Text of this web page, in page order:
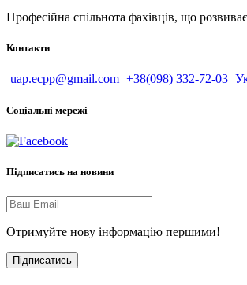
Професійна спільнота фахівців, що
Контакти
uap.ecpp@gmail.com +38(098) 332-72-03
Соціальні мережі
Підписатись на новини
Отримуйте нову інформацію першими!
Підписатись